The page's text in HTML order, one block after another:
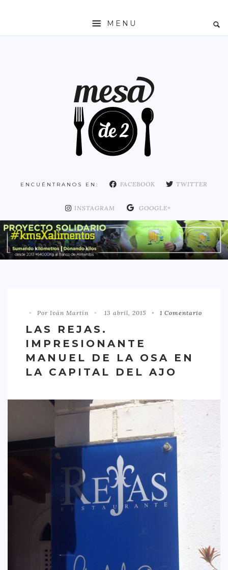
MENU
COMUNIDAD DE MADRID
DISTRITO ARGANZUELA
DISTRITO CHAMARTÍN
DISTRITO CHAMBERÍ
DISTRITO HORTALEZA
DISTRITO RETIRO
DISTRITO SALAMANCA
DISTRITO TETUÁN
OTROS
AMERICANA
CARNES
CREATIVA
DULCE
LATINA
ENCUÉNTRANOS EN: FACEBOOK TWITTER
INSTAGRAM GOOGLE+
Por Iván Martín 13 abril, 2015 1 Comentario
LAS REJAS.
IMPRESIONANTE
MANUEL DE LA OSA EN
LA CAPITAL DEL AJO